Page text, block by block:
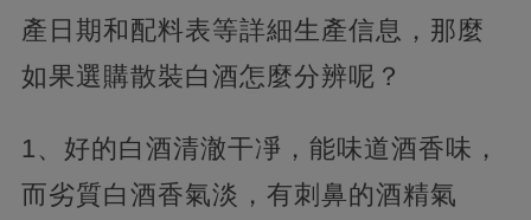
產日期和配料表等詳細生產信息，那麼
如果選購散裝白酒怎麼分辨呢？
1、好的白酒清澈干凈，能味道酒香味，
而劣質白酒香氣淡，有刺鼻的酒精氣